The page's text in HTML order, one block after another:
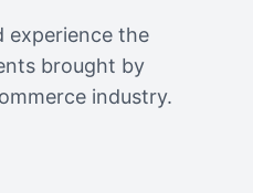
experience the
brought by
industry.